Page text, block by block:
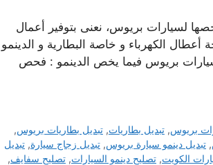
لسيارات بريوس، نعنى بتوفير أعمال
أعطال الكهرباء و خاصة البطارية و الدينمو
بريوس فيما يخص الدينمو : فحص
بريوس,تبديل بطاريات,تبديل بطاريات بريوس,
, تبديل دينمو سيارة بريوس, تبديل زجاج سيارة, تبديل
الكويت, تصليح دينمو السيارات, تصليح سفايف,